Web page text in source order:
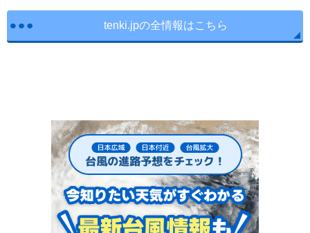
tenki.jpの全情報はこちら